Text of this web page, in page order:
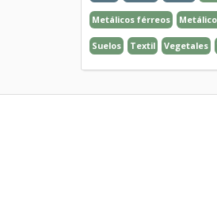
Metálicos férreos
Suelos Textil Vegetales